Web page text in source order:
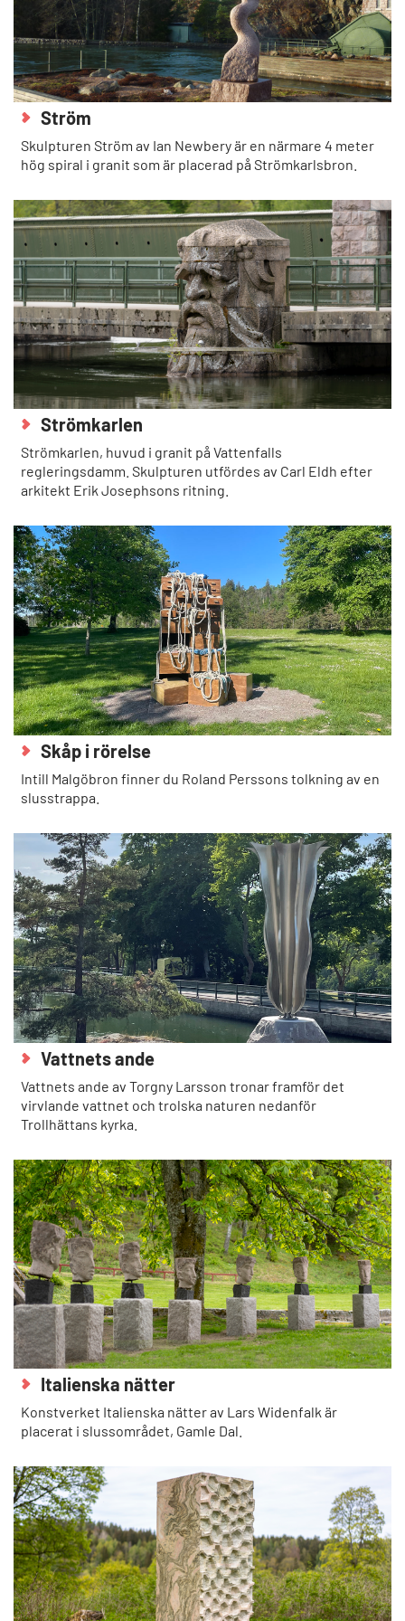
Ström
Skulpturen Ström av Ian Newbery är en närmare 4 meter
hög spiral i granit som är placerad på Strömkarlsbron.
Strömkarlen
Strömkarlen, huvud i granit på Vattenfalls
regleringsdamm. Skulpturen utfördes av Carl Eldh efter
arkitekt Erik Josephsons ritning.
Skåp i rörelse
Intill Malgöbron finner du Roland Perssons tolkning av en
slusstrappa.
Vattnets ande
Vattnets ande av Torgny Larsson tronar framför det
virvlande vattnet och trolska naturen nedanför
Trollhättans kyrka.
Italienska nätter
Konstverket Italienska nätter av Lars Widenfalk är
placerat i slussområdet, Gamle Dal.